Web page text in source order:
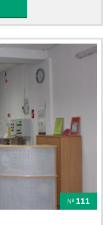
№ 111